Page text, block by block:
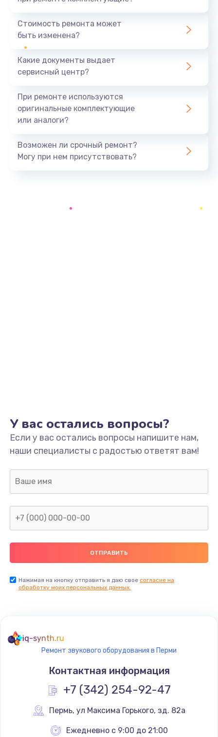
1440 руб.
Ремонт южного моста
Замена батарейки BIOS
Заказать
Замена/Pемонт карбюратора
1300 руб.
Заказать
Ремонт капиллярной трубки
400 руб.
Заказать
Замена термостата
1200 руб.
Заказать
Замена реле
Стоимость ремонта может
быть изменена?
Какие документы выдает
сервисный центр?
При ремонте используются
оригинальные комплектующие
или аналоги?
Возможен ли срочный ремонт?
Могу при нем присутствовать?
У вас остались вопросы?
Если у вас остались вопросы напишите нам,
наши специалисты с радостью ответят вам!
Нажимая на кнопку отправить я даю свое согласие на
обработку моих персональных данных.
iq-synth.ru
Ремонт звукового оборудования в Перми
Контактная информация
+7 (342) 254-92-47
Пермь, ул Максима Горького, зд. 82а
Ежедневно с 9:00 до 21:00